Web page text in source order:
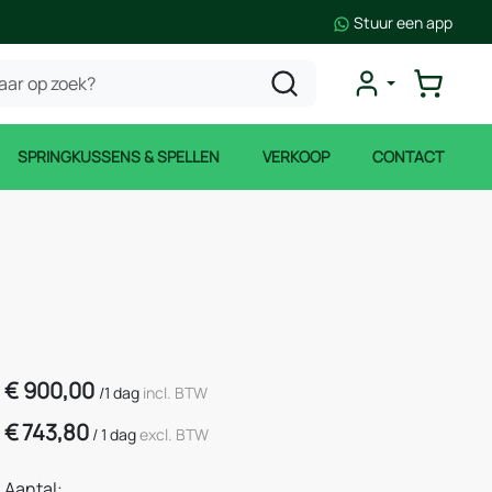
Stuur een app
SPRINGKUSSENS & SPELLEN VERKOOP CONTACT
€900,00 /1 dag incl. BTW
€743,80 /1 dagexcl. BTW